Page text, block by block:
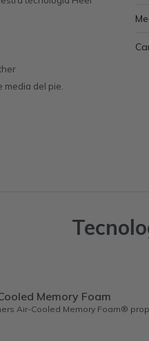
del pie.
Memory Foam
Air-Cooled Memory Foam®